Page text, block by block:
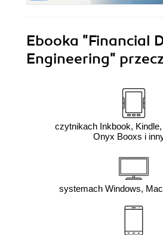
Ebooka "Financial
Engineering"
czytnikach Inkbook,
Onyx Booxs i
systemach Windows,